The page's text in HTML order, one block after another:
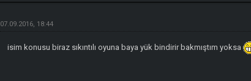
07.09.2016, 18:44
isim konusu biraz sıkıntılı oyuna baya yük bindirir bakmıştım yoksa